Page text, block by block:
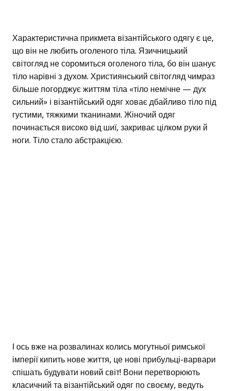
Характеристична прикмета візантійського одягу є це,
що він не любить оголеного тіла. Язичницький
світогляд не соромиться оголеного тіла, бо він шанує
тіло нарівні з духом. Християнський світогляд чимраз
більше погорджує життям тіла «тіло немічне — дух
сильний» і візантійський одяг ховає дбайливо тіло під
густими, тяжкими тканинами. Жіночий одяг
починається високо від шиї, закриває цілком руки й
ноги. Тіло стало абстракцією.
І ось вже на розвалинах колись могутньої римської
імперії кипить нове життя, це нові прибульці-варвари
спішать будувати новий світ! Вони перетворюють
класичний та візантійський одяг по своєму, ведуть